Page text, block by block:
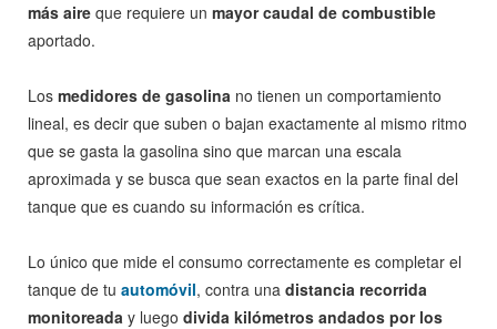
más aire que requiere un mayor caudal de combustible
aportado.
Los medidores de gasolina no tienen un comportamiento
lineal, es decir que suben o bajan exactamente al mismo ritmo
que se gasta la gasolina sino que marcan una escala
aproximada y se busca que sean exactos en la parte final del
tanque que es cuando su información es crítica.
Lo único que mide el consumo correctamente es completar el
tanque de tu automóvil, contra una distancia recorrida
monitoreada y luego divida kilómetros andados por los